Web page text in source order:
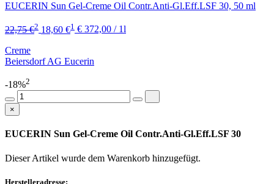
EUCERIN Sun Gel-Creme Oil Contr.Anti-Gl.Eff.LSF 30, 50 ml
22,75 €2 18,60 €1 € 372,00 / 1l
Creme
Beiersdorf AG Eucerin
-18%2
×
EUCERIN Sun Gel-Creme Oil Contr.Anti-Gl.Eff.LSF 30
Dieser Artikel wurde dem Warenkorb hinzugefügt.
Herstelleradresse: